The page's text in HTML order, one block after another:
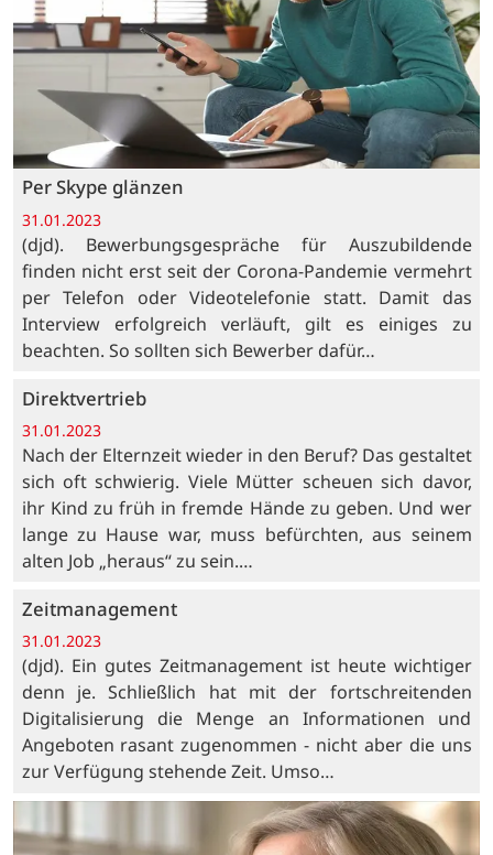
Per Skype glänzen
31.01.2023
(djd). Bewerbungsgespräche für Auszubildende
finden nicht erst seit der Corona-Pandemie vermehrt
per Telefon oder Videotelefonie statt. Damit das
Interview erfolgreich verläuft, gilt es einiges zu
beachten. So sollten sich Bewerber dafür…
Direktvertrieb
31.01.2023
Nach der Elternzeit wieder in den Beruf? Das gestaltet
sich oft schwierig. Viele Mütter scheuen sich davor,
ihr Kind zu früh in fremde Hände zu geben. Und wer
lange zu Hause war, muss befürchten, aus seinem
alten Job „heraus“ zu sein.…
Zeitmanagement
31.01.2023
(djd). Ein gutes Zeitmanagement ist heute wichtiger
denn je. Schließlich hat mit der fortschreitenden
Digitalisierung die Menge an Informationen und
Angeboten rasant zugenommen - nicht aber die uns
zur Verfügung stehende Zeit. Umso…